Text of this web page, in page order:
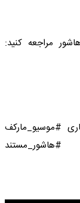
مراجعه کنید:
#موسیو_مارکف
#هاشور_مستند